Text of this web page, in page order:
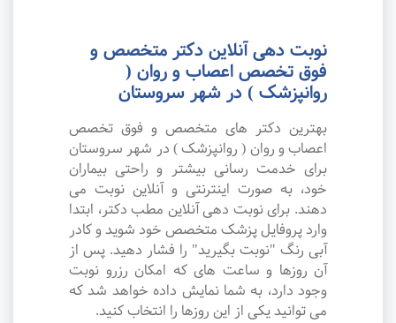
نوبت دهی آنلاین دکتر متخصص و
فوق تخصص اعصاب و روان (
روانپزشک ) در شهر سروستان
بهترین دکتر های متخصص و فوق تخصص
اعصاب و روان ( روانپزشک ) در شهر سروستان
برای خدمت رسانی بیشتر و راحتی بیماران
خود، به صورت اینترنتی و آنلاین نوبت می
دهند. برای نوبت دهی آنلاین مطب دکتر، ابتدا
وارد پروفایل پزشک متخصص خود شوید و کادر
آبی رنگ "نوبت بگیرید" را فشار دهید. پس از
آن روزها و ساعت های که امکان رزرو نوبت
وجود دارد، به شما نمایش داده خواهد شد که
می توانید یکی از این روزها را انتخاب کنید.